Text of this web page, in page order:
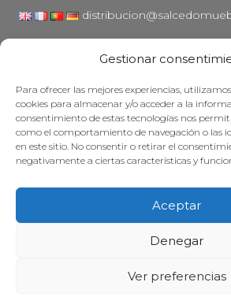
Gestionar
Para ofrecer las mejores experiencias,
cookies para almacenar y/o acceder a la
consentimiento de estas tecnologías nos
como el comportamiento de navegación o las
en este sitio. No consentir o retirar el
negativamente a ciertas características y
Aceptar
Denegar
Ver preferencias
Aviso legal
Política de privacidad
Política de cookies
Subvenciones
© 2026 - Salcedo Mueble. Todos los
Web desarrollada, posicionada y